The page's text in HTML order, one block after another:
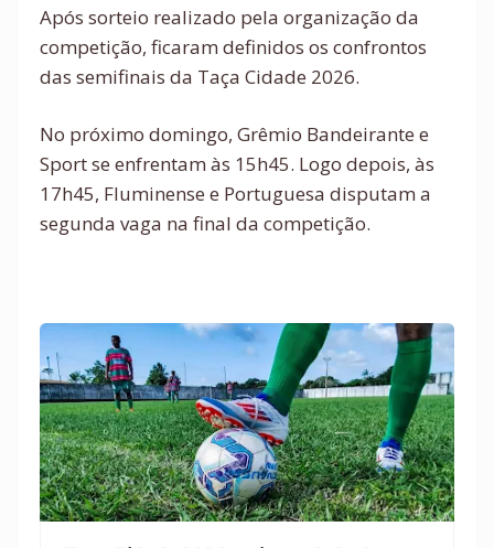
Após sorteio realizado pela organização da
competição, ficaram definidos os confrontos
das semifinais da Taça Cidade 2026.
No próximo domingo, Grêmio Bandeirante e
Sport se enfrentam às 15h45. Logo depois, às
17h45, Fluminense e Portuguesa disputam a
segunda vaga na final da competição.